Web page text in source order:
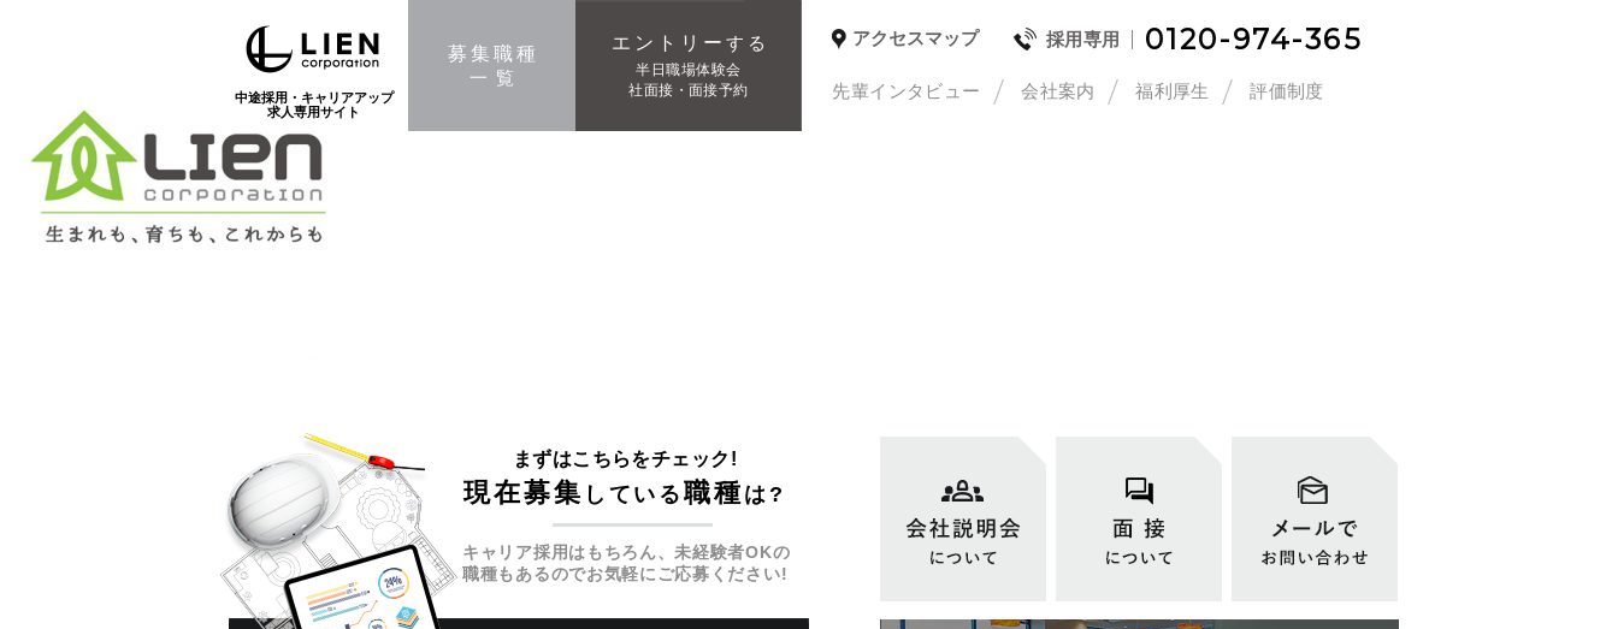
中途採用・キャリアアップ
求人専用サイト
募集職種
一覧
エントリー する
半日職場体験会
社面接・面接予約
アクセスマップ 採用専用 0120-974-365
先輩インタビュー 会社案内 福利厚生 評価制度
まずはこちらをチェック!
現在募集 している職種 は?
キャリア採用はもちろん、未経験者OKの
職種もあるのでお気軽にご応募ください!